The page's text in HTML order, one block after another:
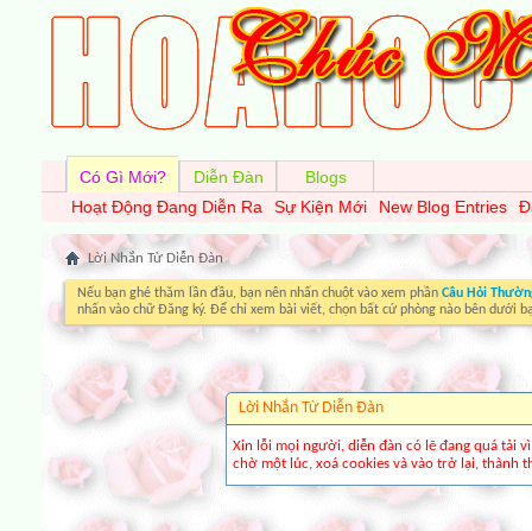
Có Gì Mới?
Hoạt Động Đang Diễn Ra
Sự Kiện Mới New Blog Entries
Diễn Đàn Blogs
Lời Nhắn Từ Diễn Ðàn
Nếu bạn ghé thăm lần đầu, bạn nên nhấn chuột vào xem phần Câu Hỏi
nhấn vào chữ Đăng ký. Để chỉ xem bài viết, chọn bất cứ phòng nào bên dưới
Lời Nhắn Từ Diễn Ðàn
Xin lỗi mọi người, diễn đàn có lẽ đang quá tải
chờ một lúc, xoá cookies và vào trở lại, thành